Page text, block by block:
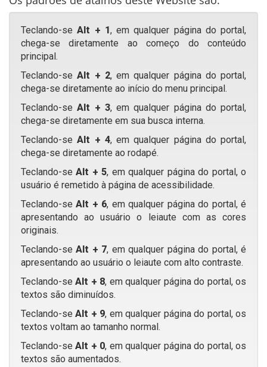
Teclando-seAlt + 1, em qualquer página do portal,
chega-se diretamente ao começo do conteúdo
principal.
Teclando-seAlt + 2, em qualquer página do portal,
chega-se diretamente ao início do menu principal.
Teclando-seAlt + 3, em qualquer página do portal,
chega-se diretamente em sua busca interna.
Teclando-seAlt + 4, em qualquer página do portal,
chega-se diretamente ao rodapé.
Teclando-seAlt + 5, em qualquer página do portal, o
usuário é remetido à página de acessibilidade.
Teclando-seAlt + 6, em qualquer página do portal, é
apresentando ao usuário o leiaute com as cores
originais.
Teclando-seAlt + 7, em qualquer página do portal, é
apresentando ao usuário o leiaute com alto contraste.
Teclando-seAlt + 8, em qualquer página do portal, os
textos são diminuídos.
Teclando-seAlt + 9, em qualquer página do portal, os
textos voltam ao tamanho normal.
Teclando-seAlt + 0, em qualquer página do portal, os
textos são aumentados.